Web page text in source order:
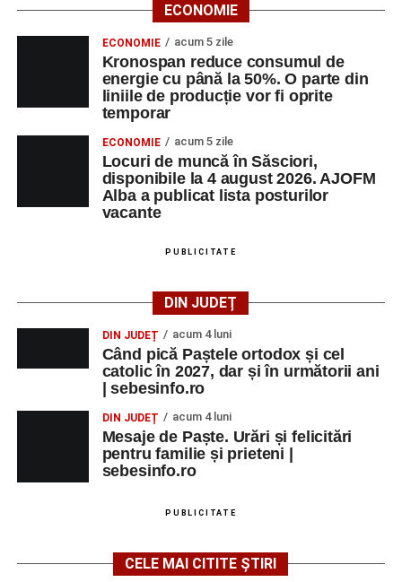
ECONOMIE
ECONOMIE acum 5 zile
Kronospan reduce consumul de
energie cu până la 50%. O parte din
liniile de producție vor fi oprite
temporar
ECONOMIE acum 5 zile
Locuri de muncă în Săsciori,
disponibile la 4 august 2026. AJOFM
Alba a publicat lista posturilor
vacante
PUBLICITATE
DIN JUDEȚ
DIN JUDEȚ acum 4 luni
Când pică Paștele ortodox și cel
catolic în 2027, dar și în următorii ani
| sebesinfo.ro
DIN JUDEȚ acum 4 luni
Mesaje de Paște. Urări și felicitări
pentru familie și prieteni |
sebesinfo.ro
PUBLICITATE
CELE MAI CITITE ȘTIRI